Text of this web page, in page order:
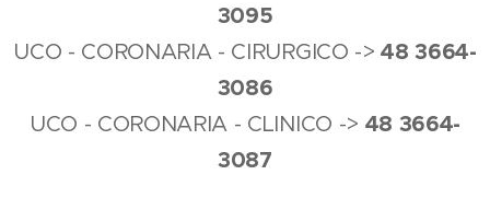
3095
UCO - CORONARIA - CIRURGICO ->48 3664-
3086
UCO - CORONARIA - CLINICO -> 48 3664-
3087